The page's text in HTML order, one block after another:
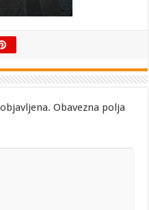
Obavezna polja